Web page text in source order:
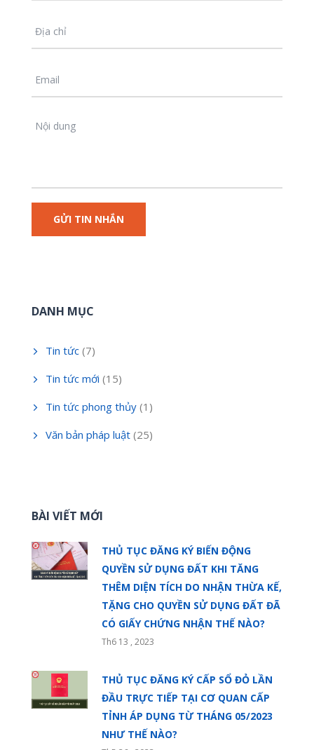
DANH MỤC
Tin tức (7)
Tin tức mới (15)
Tin tức phong thủy (1)
Văn bản pháp luật (25)
BÀI VIẾT MỚI
THỦ TỤC ĐĂNG KÝ BIẾN ĐỘNG
QUYỀN SỬ DỤNG ĐẤT KHI TĂNG
THÊM DIỆN TÍCH DO NHẬN THỪA KẾ,
TẶNG CHO QUYỀN SỬ DỤNG ĐẤT ĐÃ
CÓ GIẤY CHỨNG NHẬN THẾ NÀO?
Th6 13 , 2023
THỦ TỤC ĐĂNG KÝ CẤP SỔ ĐỎ LẦN
ĐẦU TRỰC TIẾP TẠI CƠ QUAN CẤP
TỈNH ÁP DỤNG TỪ THÁNG 05/2023
NHƯ THẾ NÀO?